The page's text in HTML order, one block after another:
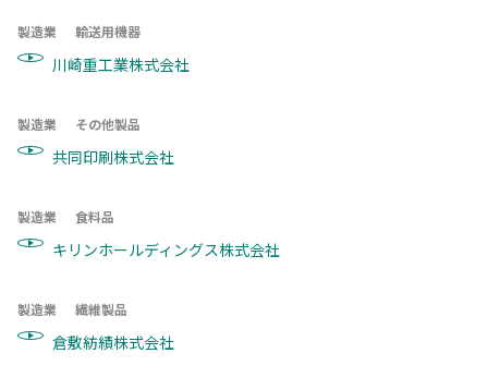
製造業 輸送用機器
川崎重工業株式会社
製造業 その他製品
共同印刷株式会社
製造業 食料品
キリンホールディングス株式会社
製造業 繊維製品
倉敷紡績株式会社